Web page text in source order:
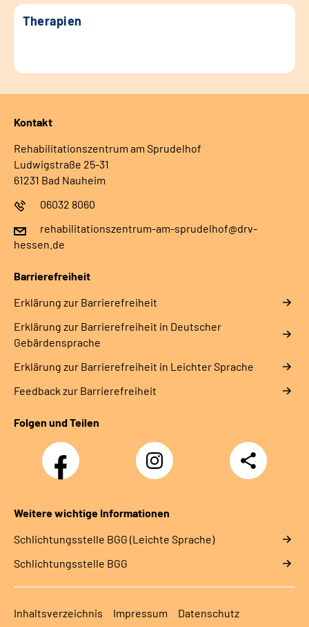
Therapien
Kontakt
Rehabilitationszentrum am Sprudelhof
Ludwigstraße 25-31
61231 Bad Nauheim
06032 8060
rehabilitationszentrum-am-sprudelhof@drv-
hessen.de
Barrierefreiheit
Erklärung zur Barrierefreiheit
Erklärung zur Barrierefreiheit in Deutscher
Gebärdensprache
Erklärung zur Barrierefreiheit in Leichter Sprache
Feedback zur Barrierefreiheit
Folgen und Teilen
Facebook-
Kanal
des
Sprudelhof
Instagram-
Kanal
des
Sprudelhof
Teilen
Weitere wichtige Informationen
Schlich­tungs­stel­le BGG (Leichte Sprache)
Schlich­tungs­stel­le BGG
Inhaltsverzeichnis Impressum Datenschutz